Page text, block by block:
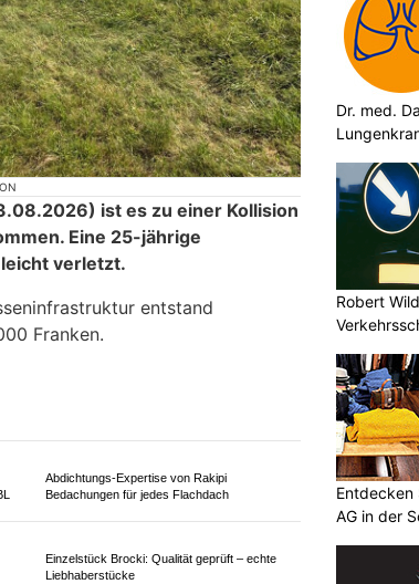
ist es zu einer Kollision
Eine 25-jährige
verletzt.
Abdichtungs-Expertise von Rakipi
Dr. med.
Robert
Entdecken
AG in der